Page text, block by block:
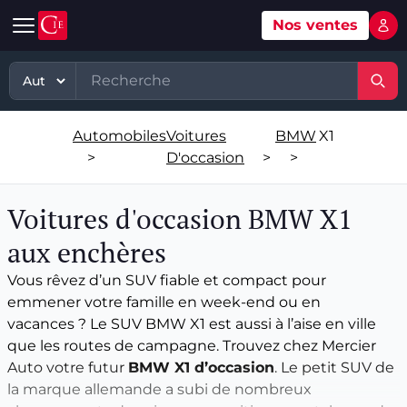
Automobile
Voitures d'occasion
Véhicules tout terrain et 4x4 d'occasion
Voitures de luxe d'occasion
Véhicules utilitaires d'occasion
Grande vente mobilier objets
Ventes XXème
Bijoux & Mode
Vins & Spiritueux
Spécialités
Matériel, équipement
Matériel professionnel
Stock et marchandises neuves et
Usines & industries
Biens incorporels
TP
Nos ventes
Automobiles
>
Voitures
D'occasion
>
BMW
>
X1
Voitures d'occasion BMW X1
aux enchères
Vous rêvez d’un SUV fiable et compact pour
emmener votre famille en week-end ou en
vacances ? Le SUV BMW X1 est aussi à l’aise en ville
que les routes de campagne. Trouvez chez Mercier
Auto votre futur BMW X1 d’occasion. Le petit SUV de
la marque allemande a subi de nombreux